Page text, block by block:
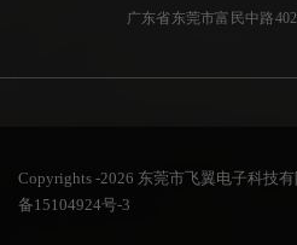
广东省东莞市富民中路
Copyrights -2026 东莞市飞翼电子科技
备15104924号-3